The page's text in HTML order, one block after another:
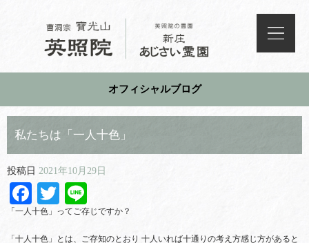
オフィシャルブログ
私たちは「一人十色」
投稿日 2021年10月29日
Facebook
Twitter
「一人十色」ってご存じですか？
「十人十色」とは、ご存知のとおり 十人いれば十通りの考え方感じ方があると